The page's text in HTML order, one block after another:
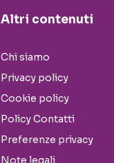
Altri contenuti
Chi siamo
Privacy policy
Cookie policy
Policy Contatti
Preferenze privacy
Note legali